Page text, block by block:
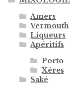
Amers
Vermouth
Liqueurs
Apéritifs
Porto
Xéres
Saké